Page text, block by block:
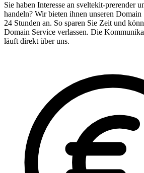
Sie haben Interesse an sveltekit-prerender
handeln? Wir bieten ihnen unseren
24 Stunden an. So sparen Sie Zeit und
Domain Service verlassen. Die
läuft direkt über uns.